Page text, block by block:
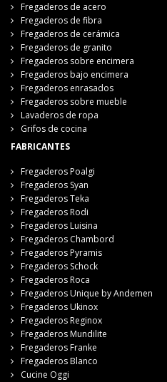
Fregaderos de acero
Fregaderos de fibra
Fregaderos de cerámica
Fregaderos de granito
Fregaderos sobre encimera
Fregaderos bajo encimera
Fregaderos enrasados
Fregaderos sobre mueble
Lavaderos de ropa
Grifos de cocina
FABRICANTES
Fregaderos Poalgi
Fregaderos Syan
Fregaderos Teka
Fregaderos Rodi
Fregaderos Luisina
Fregaderos Chambord
Fregaderos Pyramis
Fregaderos Schock
Fregaderos Roca
Fregaderos Unique by Andemen
Fregaderos Ukinox
Fregaderos Reginox
Fregaderos Mundilite
Fregaderos Franke
Fregaderos Blanco
Cucine Oggi